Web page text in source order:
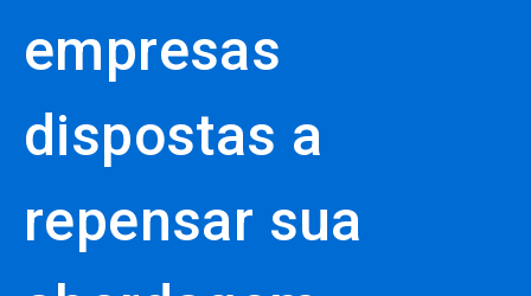
empresas
dispostas a
repensar sua